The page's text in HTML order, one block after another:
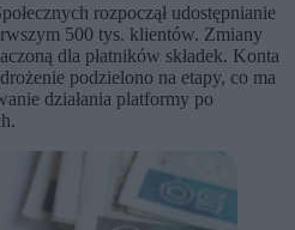
rozpoczął udostępnianie
500 tys. klientów. Zmiany
dla płatników składek. Konta
podzielono na etapy, co ma
działania platformy po